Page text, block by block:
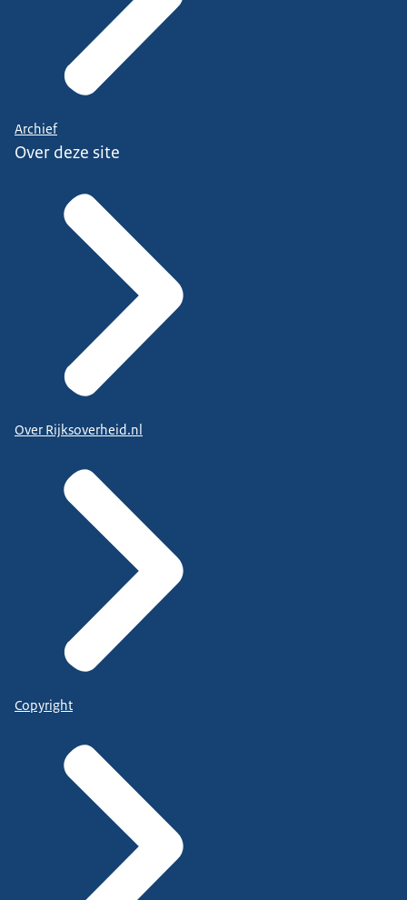
Archief
Over deze site
Over Rijksoverheid.nl
Copyright